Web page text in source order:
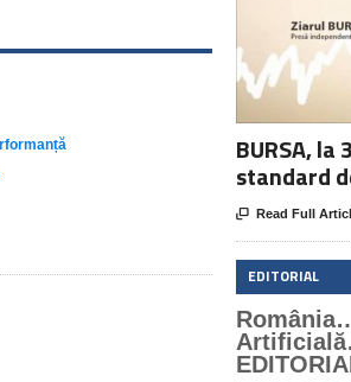
BURSA,
standard
 Read Full
EDITORIAL